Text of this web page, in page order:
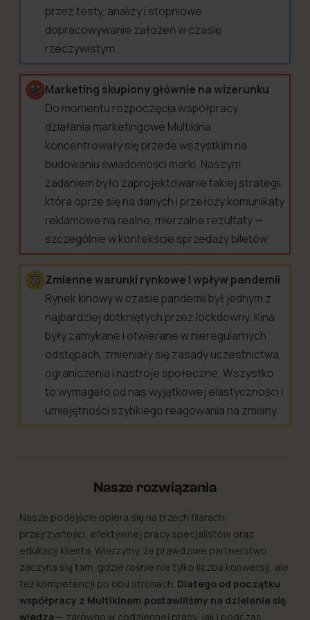
przez testy, analizy i stopniowe
dopracowywanie założeń w czasie
rzeczywistym.
Marketing skupiony głównie na wizerunku
Do momentu rozpoczęcia współpracy
działania marketingowe Multikina
koncentrowały się przede wszystkim na
budowaniu świadomości marki. Naszym
zadaniem było zaprojektowanie takiej strategii,
która oprze się na danych i przełoży komunikaty
reklamowe na realne, mierzalne rezultaty —
szczególnie w kontekście sprzedaży biletów.
Zmienne warunki rynkowe i wpływ pandemii
Rynek kinowy w czasie pandemii był jednym z
najbardziej dotkniętych przez lockdowny. Kina
były zamykane i otwierane w nieregularnych
odstępach, zmieniały się zasady uczestnictwa,
ograniczenia i nastroje społeczne. Wszystko
to wymagało od nas wyjątkowej elastyczności i
umiejętności szybkiego reagowania na zmiany.
Nasze rozwiązania
Nasze podejście opiera się na trzech filarach:
przejrzystości, efektywnej pracy specjalistów oraz
edukacji klienta. Wierzymy, że prawdziwe partnerstwo
zaczyna się tam, gdzie rośnie nie tylko liczba konwersji, ale
też kompetencji po obu stronach. Dlatego od początku
współpracy z Multikinem postawiliśmy na dzielenie się
wiedzą — zarówno w codziennej pracy, jak i podczas